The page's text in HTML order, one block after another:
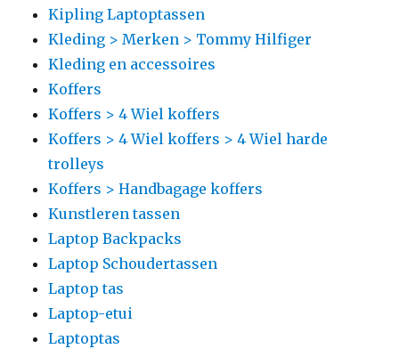
Kipling Laptoptassen
Kleding > Merken > Tommy Hilfiger
Kleding en accessoires
Koffers
Koffers > 4 Wiel koffers
Koffers > 4 Wiel koffers > 4 Wiel harde
trolleys
Koffers > Handbagage koffers
Kunstleren tassen
Laptop Backpacks
Laptop Schoudertassen
Laptop tas
Laptop-etui
Laptoptas